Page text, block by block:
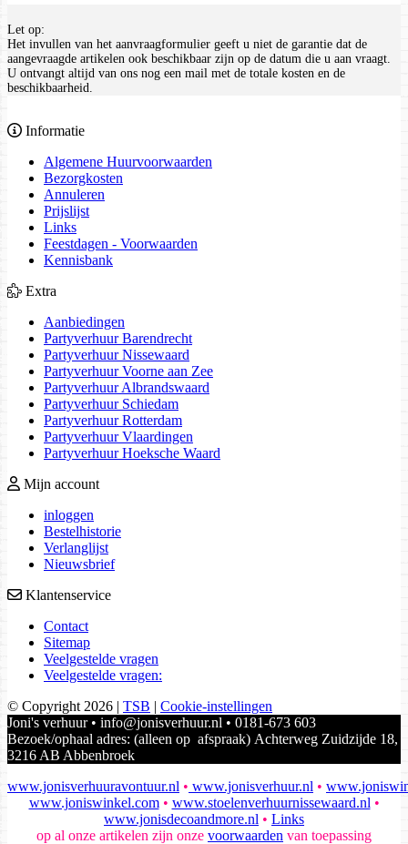
Let op:
Het invullen van het aanvraagformulier geeft u niet de garantie dat de
aangevraagde artikelen ook beschikbaar zijn op de datum die u aan vraagt.
U ontvangt altijd van ons nog een mail met de totale kosten en de
beschikbaarheid.
Informatie
Algemene Huurvoorwaarden
Bezorgkosten
Annuleren
Prijslijst
Links
Feestdagen - Voorwaarden
Kennisbank
Extra
Aanbiedingen
Partyverhuur Barendrecht
Partyverhuur Nissewaard
Partyverhuur Voorne aan Zee
Partyverhuur Albrandswaard
Partyverhuur Schiedam
Partyverhuur Rotterdam
Partyverhuur Vlaardingen
Partyverhuur Hoeksche Waard
Mijn account
inloggen
Bestelhistorie
Verlanglijst
Nieuwsbrief
Klantenservice
Contact
Sitemap
Veelgestelde vragen
Veelgestelde vragen:
© Copyright 2026 | TSB | Cookie-instellingen
Joni's verhuur • info@jonisverhuur.nl • 0181-673 603
Bezoek/ophaal adres: (alleen op afspraak) Achterweg Zuidzijde 18,
3216 AB Abbenbroek
www.jonisverhuuravontuur.nl • www.jonisverhuur.nl •
www.joniswinkel.com• www.stoelenverhuurnissewaard.nl •
www.jonisdecoandmore.nl • Links
op al onze artikelen zijn onze voorwaarden van toepassing